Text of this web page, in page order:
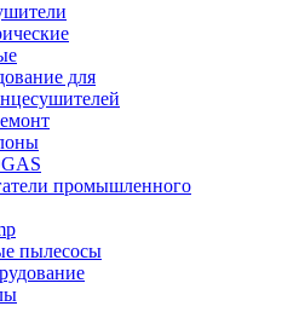
для
промышленного
пылесосы